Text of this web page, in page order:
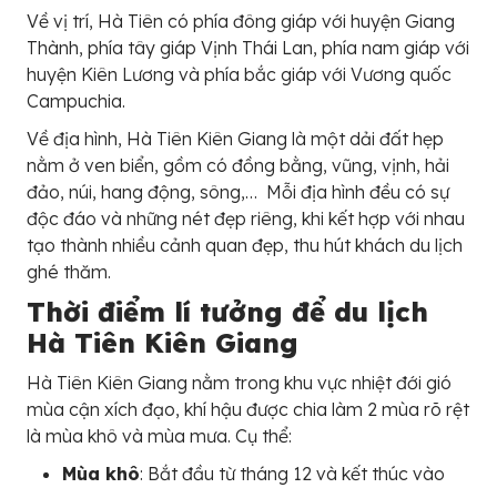
Về vị trí, Hà Tiên có phía đông giáp với huyện Giang
Thành, phía tây giáp Vịnh Thái Lan, phía nam giáp với
huyện Kiên Lương và phía bắc giáp với Vương quốc
Campuchia.
Về địa hình, Hà Tiên Kiên Giang là một dải đất hẹp
nằm ở ven biển, gồm có đồng bằng, vũng, vịnh, hải
đảo, núi, hang động, sông,… Mỗi địa hình đều có sự
độc đáo và những nét đẹp riêng, khi kết hợp với nhau
tạo thành nhiều cảnh quan đẹp, thu hút khách du lịch
ghé thăm.
Thời điểm lí tưởng để du lịch
Hà Tiên Kiên Giang
Hà Tiên Kiên Giang nằm trong khu vực nhiệt đới gió
mùa cận xích đạo, khí hậu được chia làm 2 mùa rõ rệt
là mùa khô và mùa mưa. Cụ thể:
Mùa khô: Bắt đầu từ tháng 12 và kết thúc vào